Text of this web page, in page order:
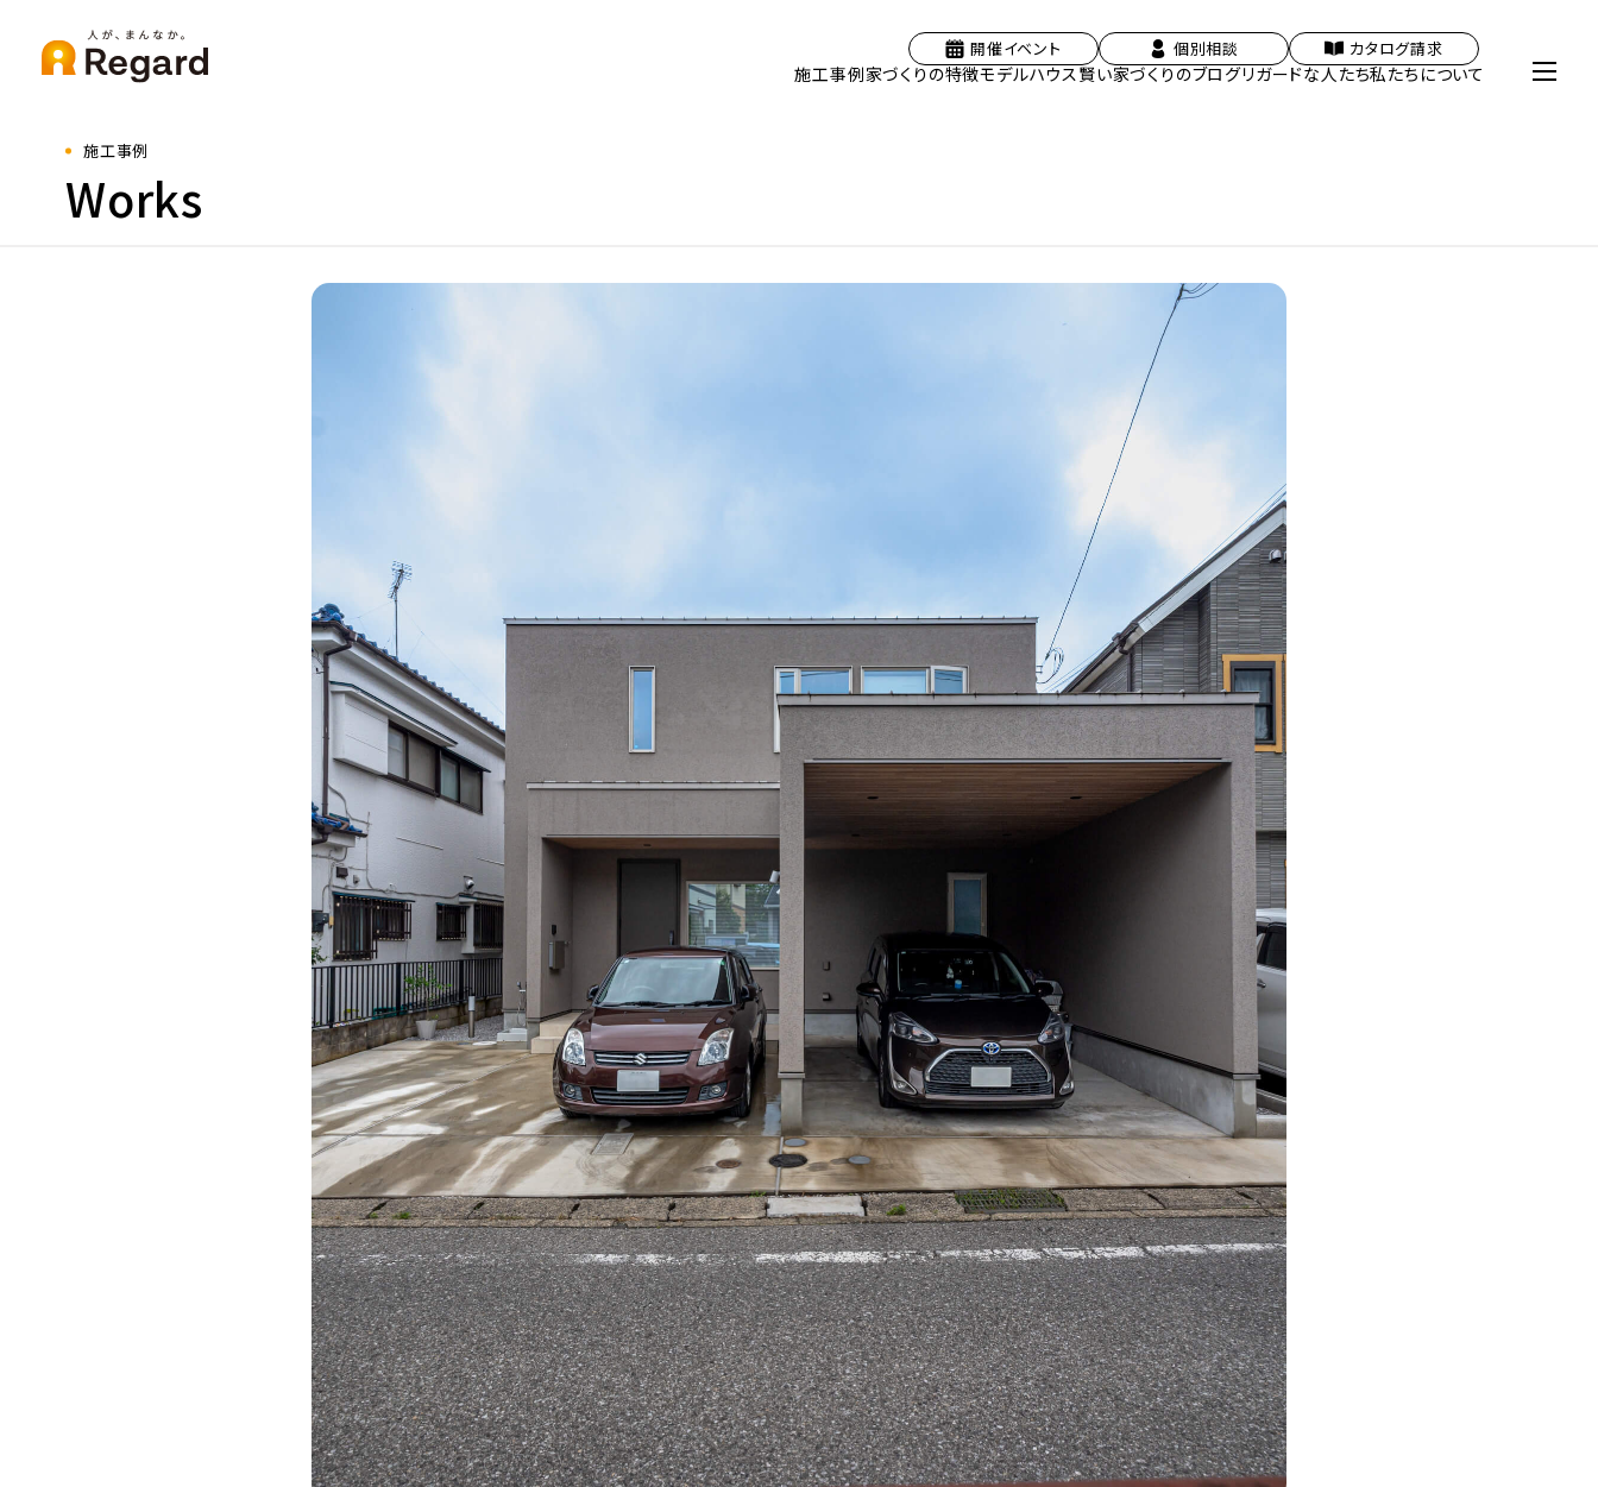
開催イベント 個別相談 カタログ請求
施工事例家づくりの特徴モデルハウス賢い家づくりのブログリガードな人たち私たちについて
施工事例
Works